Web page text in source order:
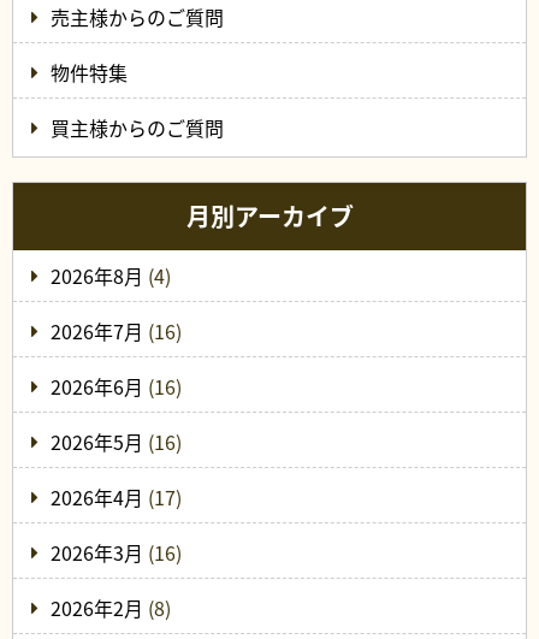
売主様からのご質問
物件特集
買主様からのご質問
月別アーカイブ
2026年8月 (4)
2026年7月 (16)
2026年6月 (16)
2026年5月 (16)
2026年4月 (17)
2026年3月 (16)
2026年2月 (8)